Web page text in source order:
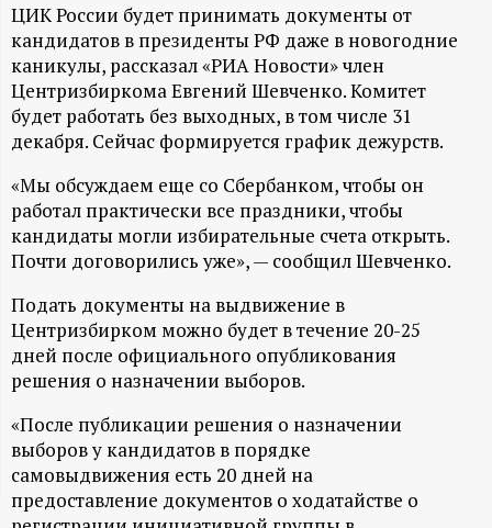
Н
-
и
н
ф
о
р
м
а
ЦИК России будет принимать документы от
кандидатов в президенты РФ даже в новогодние
каникулы, рассказал «РИА Новости» член
Центризбиркома Евгений Шевченко. Комитет
будет работать без выходных, в том числе 31
декабря. Сейчас формируется график дежурств.
«Мы обсуждаем еще со Сбербанком, чтобы он
работал практически все праздники, чтобы
кандидаты могли избирательные счета открыть.
Почти договорились уже», — сообщил Шевченко.
Подать документы на выдвижение в
Центризбирком можно будет в течение 20-25
дней после официального опубликования
решения о назначении выборов.
«После публикации решения о назначении
выборов у кандидатов в порядке
самовыдвижения есть 20 дней на
предоставление документов о ходатайстве о